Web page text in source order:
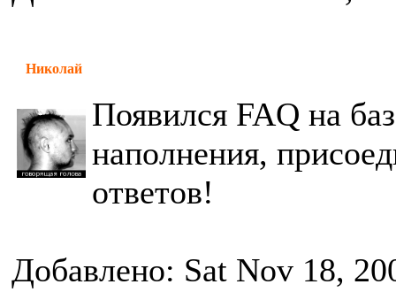
Николай
Появился FAQ на
наполнения,
ответов!
Добавлено: Sat Nov 18,